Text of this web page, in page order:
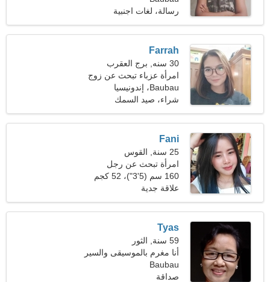
رسالة، لغات اجنبية
Farrah
30 سنه, برج العقرب
امرأة عزباء تبحث عن زوج
32-38
Baubau، إندونيسيا
شراء، صيد السمك
Fani
25 سنة, القوس
امرأة تبحث عن رجل
160 سم (5'3")، 52 كجم
(114 رطلا)
علاقة جدية
Tyas
59 سنة, الثور
أنا مغرم بالموسيقى والسير
في الطبيعة
Baubau
صداقة